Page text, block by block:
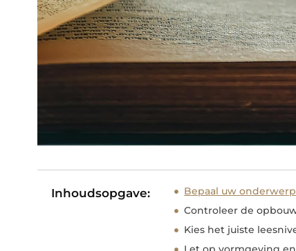
Inhoudsopgave:
Bepaal uw
Controleer de
Kies het juiste